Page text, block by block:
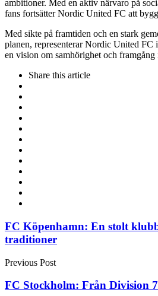
ambitioner. Med en aktiv närvaro på
fans fortsätter Nordic United FC att
Med sikte på framtiden och en stark
planen, representerar Nordic United FC
en vision om samhörighet och
Share this article
Post
navigation
FC Köpenhamn: En stolt
traditioner
Previous Post
FC Stockholm: Från Division